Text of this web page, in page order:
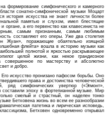
формирование симфонического и камерного
сонатно-симфонической музыки Моцарт
история искусства не знает личности более
памятью и слухом, имел блестящие
органе, а его первенство как клавесиниста не
самым признанным, самым любимым
составляют его оперы. Уже два столетия
Жуан», поражающие обаятельно изящной
флейта» вошла в историю музыки как
полнотой и яркостью раскрывающее
целой жизни, как некое грандиозное
совершенное по мастерству и абсолютно
и добро.
искусство пронизано пафосом борьбы. Оно
права и достоинства человеческой
ряд симфонических увертюр («Эгмонт»,
составили эпоху в фортепианной музыке. Мир
смелый и страстный, он наделен тонко
Бетховена жизнь во всем ее разнообразии
патетика и лирическая исповедь,
Бетховен одновременно открывал